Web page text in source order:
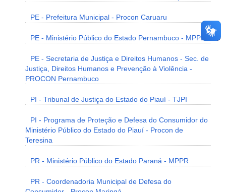
PE - Prefeitura Municipal - Procon Caruaru
PE - Ministério Público do Estado Pernambuco - MPPE
PE - Secretaria de Justiça e Direitos Humanos - Sec. de
Justiça, Direitos Humanos e Prevenção à Violência -
PROCON Pernambuco
PI - Tribunal de Justiça do Estado do Piauí - TJPI
PI - Programa de Proteção e Defesa do Consumidor do
Ministério Público do Estado do Piauí - Procon de
Teresina
PR - Ministério Público do Estado Paraná - MPPR
PR - Coordenadoria Municipal de Defesa do